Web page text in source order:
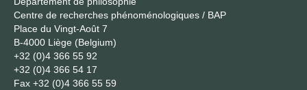
Centre de recherches phénoménologiques / BAP
Place du Vingt-Août 7
B-4000 Liège (Belgium)
+32 (0)4 366 55 92
+32 (0)4 366 54 17
Fax +32 (0)4 366 55 59